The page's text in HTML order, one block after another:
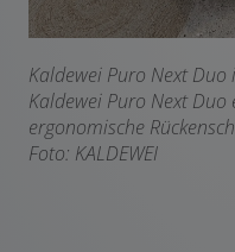
Kaldewei Puro Next
Kaldewei Puro Next
ergonomische
Foto: KALDEWEI